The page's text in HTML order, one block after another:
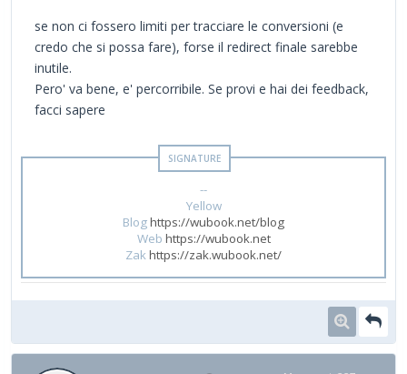
se non ci fossero limiti per tracciare le conversioni (e
credo che si possa fare), forse il redirect finale sarebbe
inutile.
Pero' va bene, e' percorribile. Se provi e hai dei feedback,
facci sapere
--
Yellow
Bloghttps://wubook.net/blog
Web https://wubook.net
Zakhttps://zak.wubook.net/